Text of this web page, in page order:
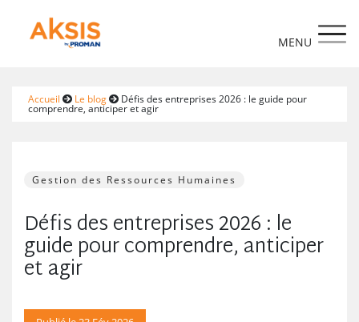
Accueil Le blog Défis des entreprises 2026 : le guide pour
comprendre, anticiper et agir
Gestion des Ressources Humaines
Défis des entreprises 2026 : le
guide pour comprendre, anticiper
et agir